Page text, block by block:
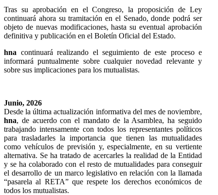
Tras su aprobación en el Congreso, la proposición de Ley
continuará ahora su tramitación en el Senado, donde podrá ser
objeto de nuevas modificaciones, hasta su eventual aprobación
definitiva y publicación en el Boletín Oficial del Estado.
hna continuará realizando el seguimiento de este proceso e
informará puntualmente sobre cualquier novedad relevante y
sobre sus implicaciones para los mutualistas.
Junio, 2026
Desde la última actualización informativa del mes de noviembre,
hna, de acuerdo con el mandato de la Asamblea, ha seguido
trabajando intensamente con todos los representantes políticos
para trasladarles la importancia que tienen las mutualidades
como vehículos de previsión y, especialmente, en su vertiente
alternativa. Se ha tratado de acercarles la realidad de la Entidad
y se ha colaborado con el resto de mutualidades para conseguir
el desarrollo de un marco legislativo en relación con la llamada
“pasarela al RETA” que respete los derechos económicos de
todos los mutualistas.